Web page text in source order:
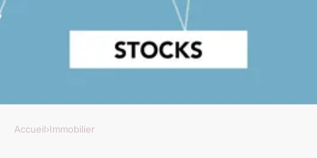
Accueil›Immobilier